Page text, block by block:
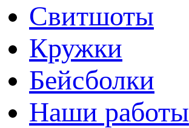
Свитшоты
Кружки
Бейсболки
Наши работы